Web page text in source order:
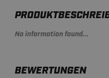
No information found...
BEWERTUNGEN